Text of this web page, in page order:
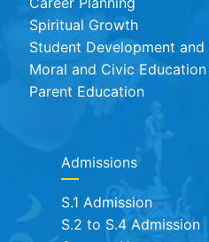
Spiritual Growth
Student Development
Moral and Civic Education
Parent Education
Admissions
S.1 Admission
S.2 to S.4 Admission